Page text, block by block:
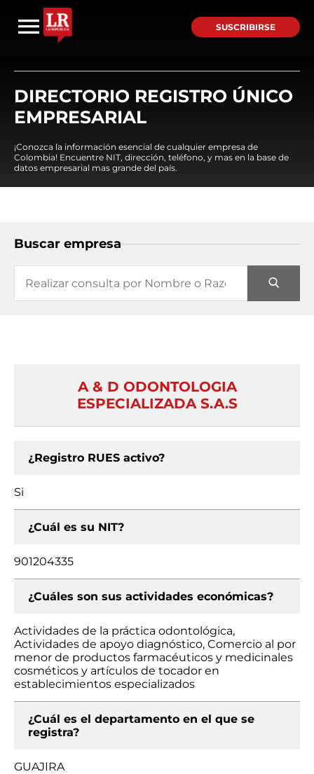
SUSCRIBIRSE
DIRECTORIO REGISTRO ÚNICO
EMPRESARIAL
¡Conozca la información esencial de cualquier empresa de
Colombia! Encuentre NIT, dirección, teléfono, y mas en la base de
datos empresarial mas grande del país.
Buscar empresa
A & D ODONTOLOGIA
ESPECIALIZADA S.A.S
¿Registro RUES activo?
Si
¿Cuál es su NIT?
901204335
¿Cuáles son sus actividades económicas?
Actividades de la práctica odontológica,
Actividades de apoyo diagnóstico, Comercio al por
menor de productos farmacéuticos y medicinales
cosméticos y artículos de tocador en
establecimientos especializados
¿Cuál es el departamento en el que se
registra?
GUAJIRA